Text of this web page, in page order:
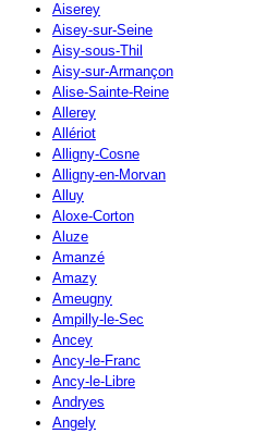
Aiserey
Aisey-sur-Seine
Aisy-sous-Thil
Aisy-sur-Armançon
Alise-Sainte-Reine
Allerey
Allériot
Alligny-Cosne
Alligny-en-Morvan
Alluy
Aloxe-Corton
Aluze
Amanzé
Amazy
Ameugny
Ampilly-le-Sec
Ancey
Ancy-le-Franc
Ancy-le-Libre
Andryes
Angely